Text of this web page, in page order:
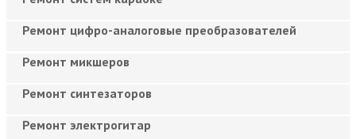
Ремонт цифро-аналоговые преобразователей
Ремонт микшеров
Ремонт синтезаторов
Ремонт электрогитар